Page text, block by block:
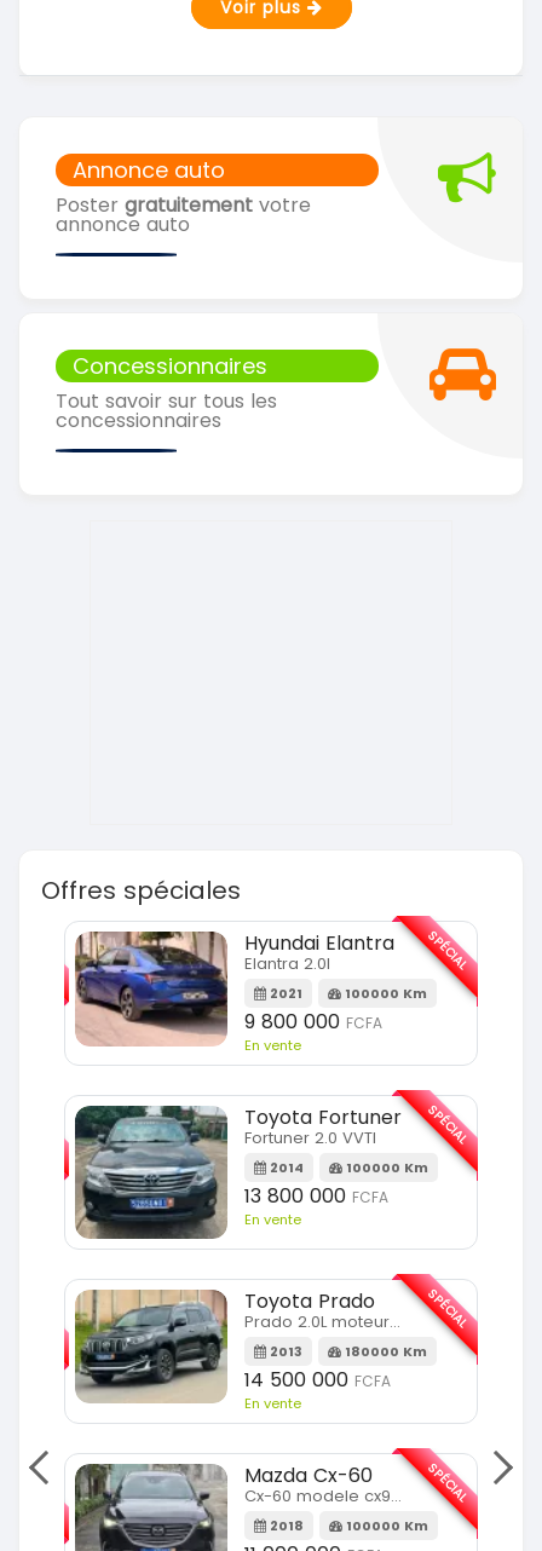
Annonce auto
Poster gratuitement votre
annonce auto
Concessionnaires
Tout savoir sur tous les
concessionnaires
Offres spéciales
SPÉCIAL
Hyundai Elantra
Elantra 2.0l
2021 100000 Km
9 800 000 FCFA
En vente
SPÉCIAL
Toyota Fortuner
Fortuner 2.0 VVTI
2014 100000 Km
13 800 000 FCFA
En vente
SPÉCIAL
Toyota Prado
Prado 2.0L moteur d4d
2013 180000 Km
14 500 000 FCFA
En vente
SPÉCIAL
Mazda Cx-60
Cx-60 modele cx9 full option
2018 100000 Km
SPÉCIAL
Voir plus